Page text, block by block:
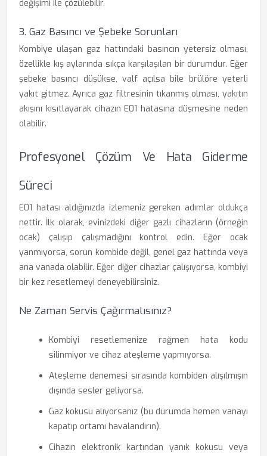
değişimi ile çözülebilir.
3. Gaz Basıncı ve Şebeke Sorunları
Kombiye ulaşan gaz hattındaki basıncın yetersiz olması,
özellikle kış aylarında sıkça karşılaşılan bir durumdur. Eğer
şebeke basıncı düşükse, valf açılsa bile brülöre yeterli
yakıt gitmez. Ayrıca gaz filtresinin tıkanmış olması, yakıtın
akışını kısıtlayarak cihazın E01 hatasına düşmesine neden
olabilir.
Profesyonel Çözüm Ve Hata Giderme
Süreci
E01 hatası aldığınızda izlemeniz gereken adımlar oldukça
nettir. İlk olarak, evinizdeki diğer gazlı cihazların (örneğin
ocak) çalışıp çalışmadığını kontrol edin. Eğer ocak
yanmıyorsa, sorun kombide değil, genel gaz hattında veya
ana vanada olabilir. Eğer diğer cihazlar çalışıyorsa, kombiyi
bir kez resetlemeyi deneyebilirsiniz.
Ne Zaman Servis Çağırmalısınız?
Kombiyi resetlemenize rağmen hata kodu
silinmiyor ve cihaz ateşleme yapmıyorsa.
Ateşleme denemesi sırasında kombiden alışılmışın
dışında sesler geliyorsa.
Gaz kokusu alıyorsanız (bu durumda hemen vanayı
kapatıp ortamı havalandırın).
Cihazın elektronik kartından yanık kokusu veya